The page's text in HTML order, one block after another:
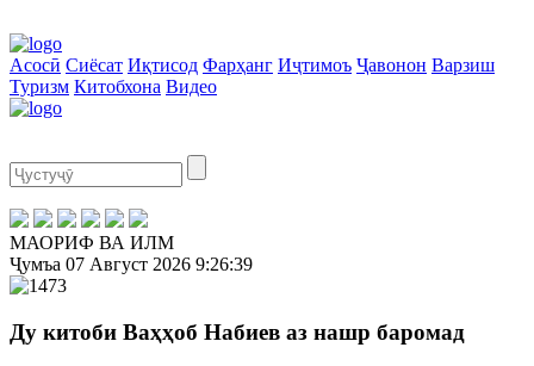
Асосӣ Сиёсат Иқтисод Фарҳанг Иҷтимоъ Ҷавонон Варзиш
Туризм Китобхона Видео
МАОРИФ ВА ИЛМ
Ҷумъа 07 Август 2026 9:26:39
Ду китоби Ваҳҳоб Набиев аз нашр баромад